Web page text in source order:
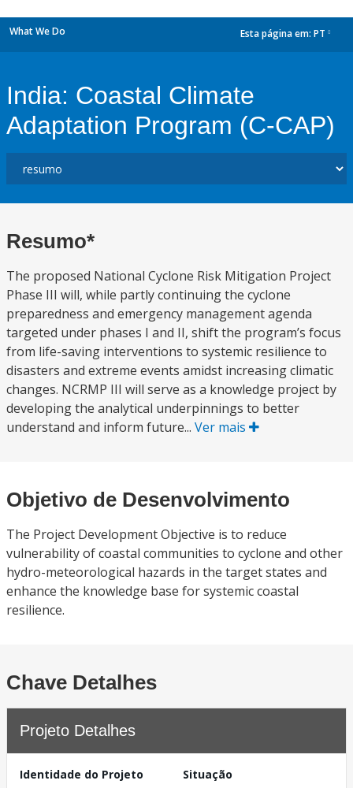
What We Do Esta página em: PT
India: Coastal Climate
Adaptation Program (C-CAP)
Resumo*
The proposed National Cyclone Risk Mitigation Project
Phase III will, while partly continuing the cyclone
preparedness and emergency management agenda
targeted under phases I and II, shift the program’s focus
from life-saving interventions to systemic resilience to
disasters and extreme events amidst increasing climatic
changes. NCRMP III will serve as a knowledge project by
developing the analytical underpinnings to better
understand and inform future... Ver mais
Objetivo de Desenvolvimento
The Project Development Objective is to reduce
vulnerability of coastal communities to cyclone and other
hydro-meteorological hazards in the target states and
enhance the knowledge base for systemic coastal
resilience.
Chave Detalhes
Projeto Detalhes
Identidade do Projeto
Situação